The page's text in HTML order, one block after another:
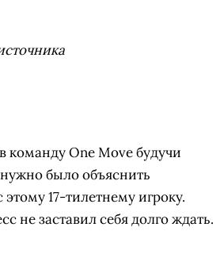
команду One Move будучи
было объяснить
17-тилетнему игроку.
не заставил себя долго ждать.